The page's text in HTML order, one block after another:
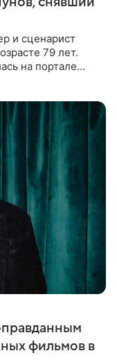
и сценарист
79 лет.
на портале
фильмов в